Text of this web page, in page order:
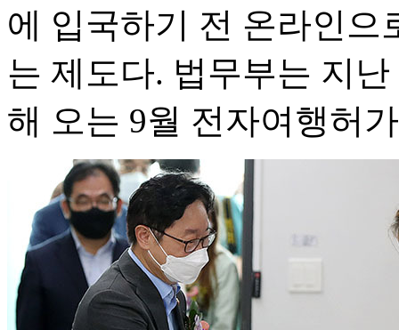
에 입국하기 전 온라인으
는 제도다. 법무부는 지
해 오는 9월 전자여행허